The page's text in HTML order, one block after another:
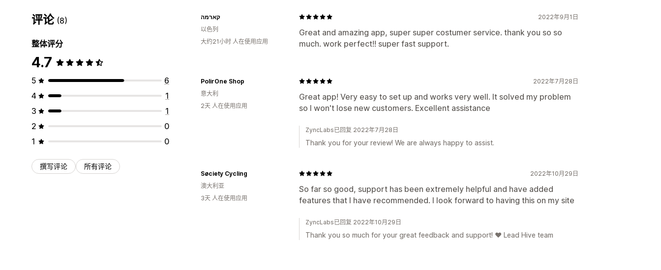
评论 (8)
整体评分
4.7
5
6
4
1
3
1
2
0
1
0
撰写评论 所有评论
2022年9月1日
Great and amazing app, super super costumer service. thank you so so
much. work perfect!! super fast support.
קארמה
以色列
大约21小时 人在使用应用
2022年7月28日
Great app! Very easy to set up and works very well. It solved my problem
so I won't lose new customers. Excellent assistance
PolirOne Shop
意大利
2天 人在使用应用
ZyncLabs已回复 2022年7月28日
Thank you for your review! We are always happy to assist.
2022年10月29日
So far so good, support has been extremely helpful and have added
features that I have recommended. I look forward to having this on my site
Søciety Cycling
澳大利亚
3天 人在使用应用
ZyncLabs已回复 2022年10月29日
Thank you so much for your great feedback and support! ❤️ Lead Hive team